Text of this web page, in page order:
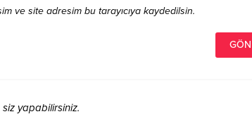
ve site adresim bu tarayıcıya kaydedilsin.
siz yapabilirsiniz.